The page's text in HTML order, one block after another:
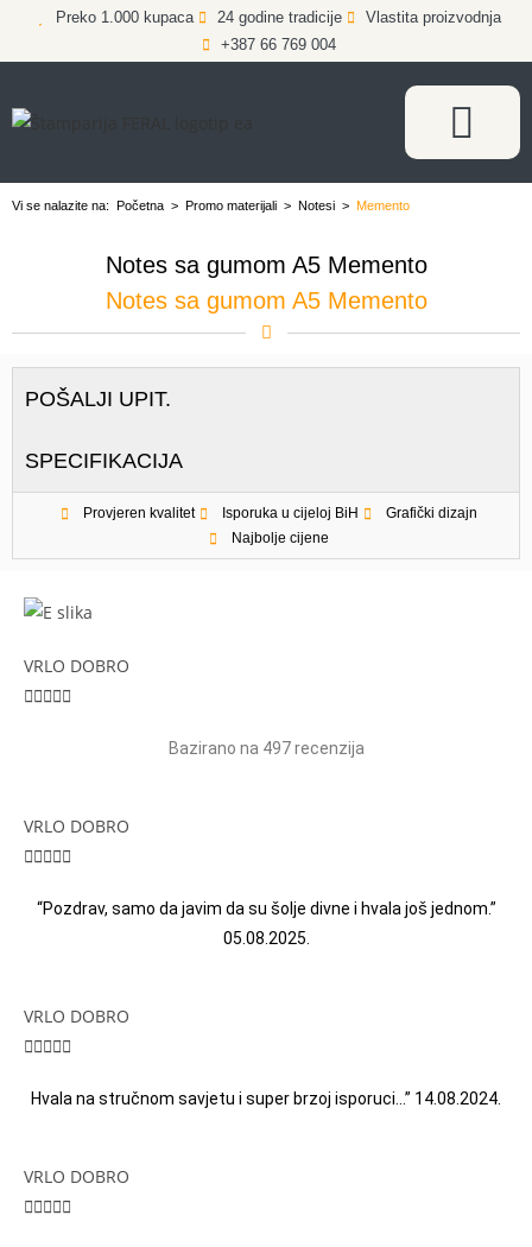
Preko 1.000 kupaca 24 godine tradicije
Vlastita proizvodnja
+387 66 769 004
Vi se nalazite na: Početna > Promo materijali > Notesi > Memento
Notes sa gumom A5 Memento
Notes sa gumom A5 Memento
POŠALJI UPIT.
SPECIFIKACIJA
Provjeren kvalitet Isporuka u cijeloj BiH
Grafički dizajn
Najbolje cijene
VRLO DOBRO

Bazirano na 497 recenzija
VRLO DOBRO

“Pozdrav, samo da javim da su šolje divne i hvala još jednom.”
05.08.2025.
VRLO DOBRO

Hvala na stručnom savjetu i super brzoj isporuci…” 14.08.2024.
VRLO DOBRO
